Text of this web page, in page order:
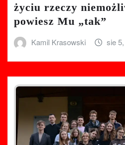
życiu rzeczy
powiesz Mu „tak”
Kamil Krasowski sie